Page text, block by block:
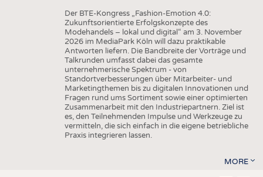
PUBLIKATIONEN
Der BTE-Kongress „Fashion-Emotion 4.0:
Zukunftsorientierte Erfolgskonzepte des
Modehandels – lokal und digital“ am 3. November
2026 im MediaPark Köln will dazu praktikable
Antworten liefern. Die Bandbreite der Vorträge und
Talkrunden umfasst dabei das gesamte
unternehmerische Spektrum - von
Standortverbesserungen über Mitarbeiter- und
Marketingthemen bis zu digitalen Innovationen und
Fragen rund ums Sortiment sowie einer optimierten
Zusammenarbeit mit den Industriepartnern. Ziel ist
es, den Teilnehmenden Impulse und Werkzeuge zu
vermitteln, die sich einfach in die eigene betriebliche
Praxis integrieren lassen.
MORE